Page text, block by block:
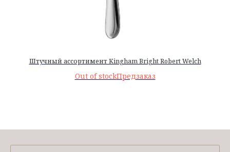
Штучный ассортимент Kingham Bright Robert Welch
Out of stock